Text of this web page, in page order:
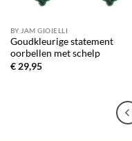
BY JAM GIOIELLI
Goudkleurige statement
oorbellen met schelp
€29,95